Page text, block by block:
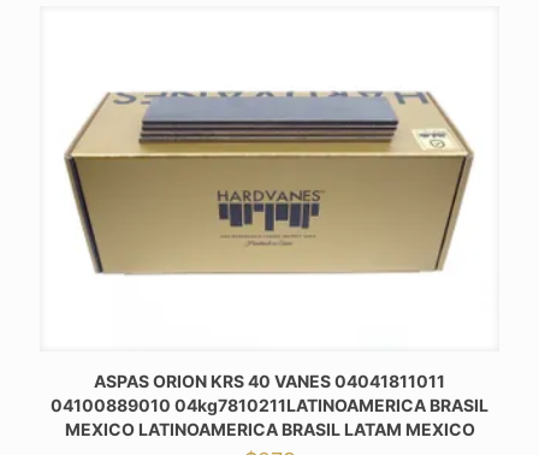
ASPAS ORION KRS 40 VANES 04041811011
04100889010 04kg7810211LATINOAMERICA BRASIL
MEXICO LATINOAMERICA BRASIL LATAM MEXICO